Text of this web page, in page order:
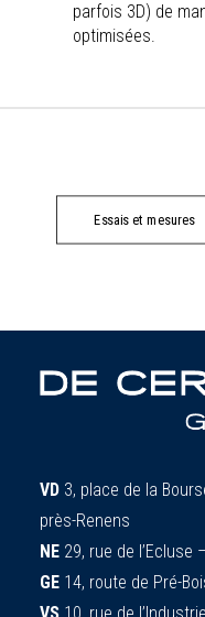
parfois 3D) de
optimisées.
Essais et mesures
VD 3, place de la
près-Renens
NE 29, rue de l’Ecluse
GE 14, route de Pré-